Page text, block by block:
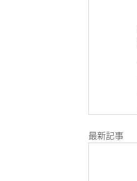
最新記事